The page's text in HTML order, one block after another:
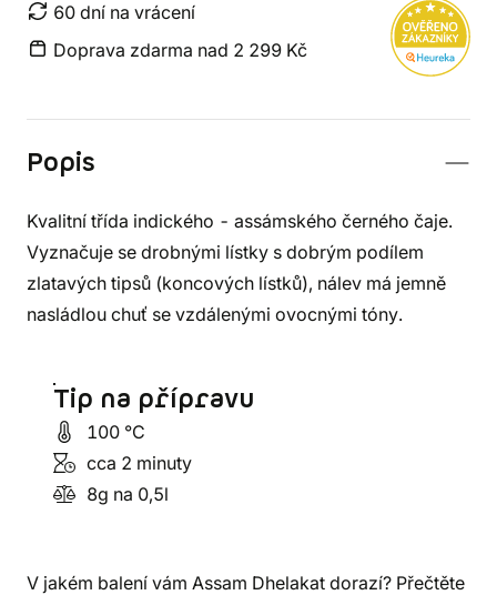
60 dní na vrácení
Doprava zdarma nad 2 299 Kč
Popis
Kvalitní třída indického - assámského černého čaje.
Vyznačuje se drobnými lístky s dobrým podílem
zlatavých tipsů (koncových lístků), nálev má jemně
nasládlou chuť se vzdálenými ovocnými tóny.
Tip na přípravu
100 °C
cca 2 minuty
8g na 0,5l
V jakém balení vám Assam Dhelakat dorazí? Přečtěte